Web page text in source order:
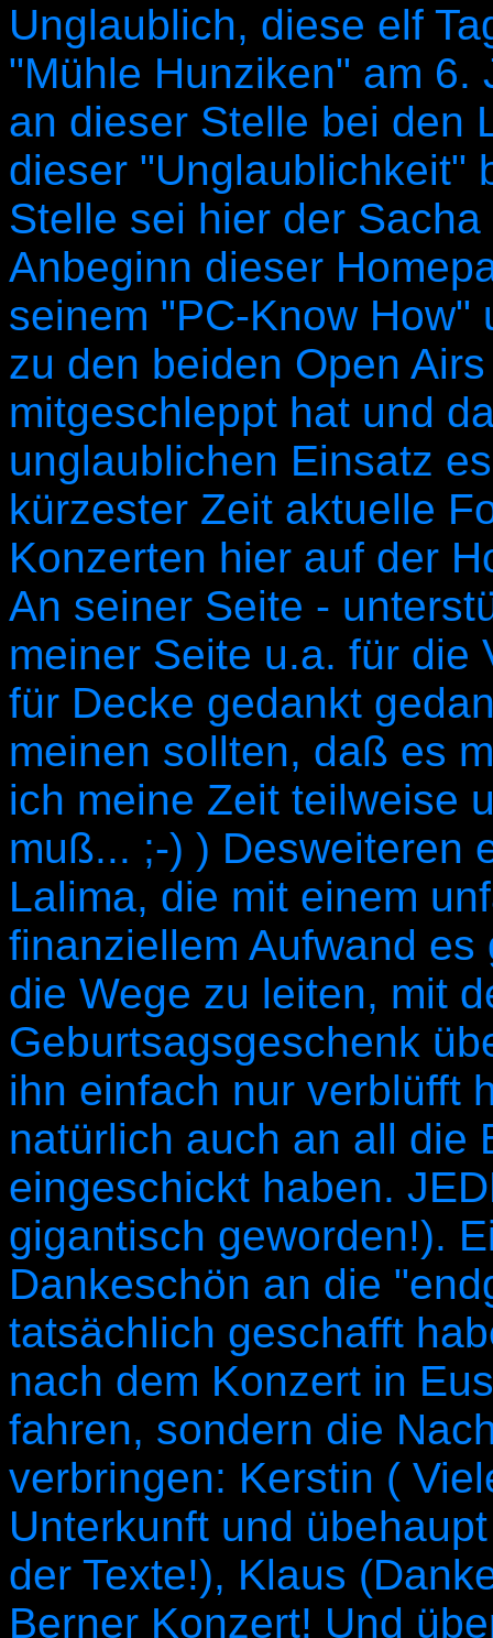
Unglaublich, diese elf
"Mühle Hunziken" am 6.
an dieser Stelle bei den
dieser "Unglaublichkeit"
Stelle sei hier der
Anbeginn dieser
seinem "PC-Know
zu den beiden Open
mitgeschleppt hat und
unglaublichen Einsatz
kürzester Zeit aktuelle
Konzerten hier auf der
An seiner Seite -
meiner Seite u.a. für die
für Decke gedankt
meinen sollten, daß es
ich meine Zeit teilweise
muß... ;-) ) Desweiteren
Lalima, die mit einem
finanziellem Aufwand
die Wege zu leiten, mit
Geburtsagsgeschenk
ihn einfach nur verblüfft
natürlich auch an all die
eingeschickt haben.
gigantisch geworden!).
Dankeschön an die
tatsächlich geschafft
nach dem Konzert in
fahren, sondern die
verbringen: Kerstin (
Unterkunft und
der Texte!), Klaus
Berner Konzert! Und